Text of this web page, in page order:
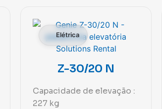
Elétrica
Z-30/20 N
Capacidade de elevação :
227 kg